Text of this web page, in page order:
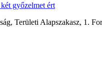
győzelmet ért
Területi Alapszakasz, 1.